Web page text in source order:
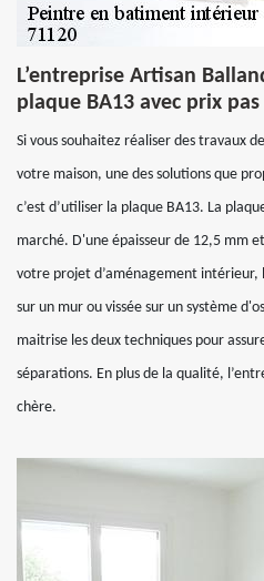
L’entreprise Artisan
plaque BA13 avec prix
Si vous souhaitez réaliser des travaux
votre maison, une des solutions que
c’est d’utiliser la plaque BA13. La
marché. D'une épaisseur de 12,5 mm
votre projet d’aménagement
sur un mur ou vissée sur un système
maitrise les deux techniques pour
séparations. En plus de la qualité,
chère.